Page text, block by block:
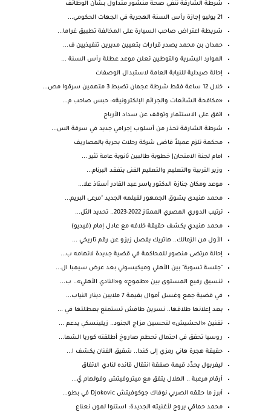
شرطة الشارقة تنفي صحة منشور متداول بشأن الوظائف
21 يوليو إجازة رأس السنة الهجرية في الجهات الحكومي...
شريطة اعتراض صاحب السيارة على المخالفة تطبيق غراما...
حمدان بن محمد يصدر قرارات بتعيين مديرين تنفيذيين ف...
الموارد البشرية والتوطين تعلن موعد عطلة رأس السنة ...
إحالة صيدلية للنيابة العامة لاستبدال الوصفات
خلال 12 ساعة فقط شرطة عجمان تضبط 3 متهمين سرقوا مص...
«مكافحة الشائعات والجرائم الإلكترونية»: حبس صاحب م...
اتفق على الاستثمار وتوقف عن سداد الأرباح
شرطة الشارقة تحذر من أسلوب إجرامي جديد في سرقة الس...
محكمة تلزم عميلاً قاضى شركة رحلات بحرية بالمصاريف
امام لجنة الامتحان| خطوبة طالبين ثانوية عامة تثير ...
وزير التربية والتعليم والتعليم الفنى يتفقد البرنام...
موعد ومكان جنازة الدكتور ياسر عبد القادر أستاذ علا...
محمد هنيدى يشوق الجمهور لفيلمه الجديد "مرعى البريم...
ترتيب الدوري المصري الممتاز 2022-2023.. تحديد الثل...
محمد هنيدي يكشف حقيقة خلافه مع عادل إمام (فيديو)
الأول من الزمالك.. هاتريك يفصل زيزو عن رقم تاريخي ...
إحالة مرتضى منصور للمحاكمة في قضية جديدة لاتهامه ب...
"جلسة تسوية" بين الأهلي وميكيسوني بعد عرض سيمبا ال...
تنسيق رفيع المستوى بين «طموح» و«النادي الأهلي».. ب...
في قضية جمع وغسل أموال بقيمة 7 ملايين دينار النياب...
بعد إعلانها طلاقها.. نسرين طافش تستمتع بعطلتها في ...
تقنين «الحشيش» لتحسين مزاج الجنود.. زيلينسكي يدعم ...
روسيا تحقق في احتمال تحطم صاروخ أطلقته كوريا الشما...
حقيقة هجرة هاني رمزي إلى كندا.. شقيق الفنان يكشف ا...
ليفربول يحدِّد قيمة صفقة انتقال قائده لنادي الاتفاق
أرقام مرعبة .. الهلال يتفق مع ميتروفيتش وفولهام يُ...
أبرز ما حققه الصربي نوفاك جوكوفيتش Djokovic في بطو...
محمد حماقي يروج لأغنيته الجديدة: استنوا لمون نعناع